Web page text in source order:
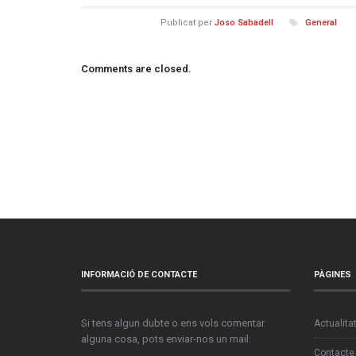
Publicat per Joso Sabadell General
Comments are closed.
INFORMACIÓ DE CONTACTE
Si tens algun dubte o ens vols comentar
alguna cosa, pots enviar-nos un mail:
PÀGINES
Actualitat
Contacte